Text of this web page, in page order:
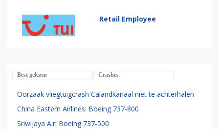
Retail Employee
Best gelezen Crashes
Oorzaak vliegtuigcrash Calandkanaal niet te achterhalen
China Eastern Airlines: Boeing 737-800
Sriwijaya Air: Boeing 737-500